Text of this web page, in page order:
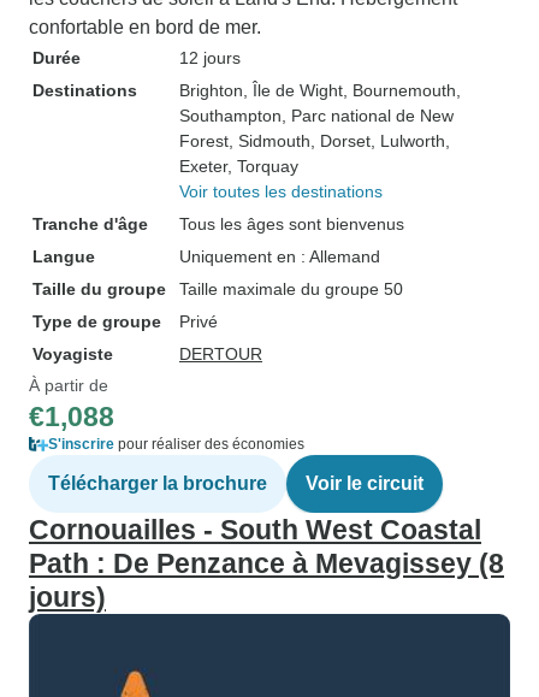
confortable en bord de mer.
Durée
12 jours
Destinations
Brighton , Île de Wight , Bournemouth
Southampton , Parc national de New
Forest , Sidmouth , Dorset , Lulworth
Exeter, Torquay
Voir toutes les destinations
Tranche d'âge
Tous les âges sont bienvenus
Langue
Uniquement en : Allemand
Taille du groupe
Taille maximale du groupe 50
Type de groupe
Privé
Voyagiste
DERTOUR
À partir de
€1,088
S'inscrire pour réaliser des économies
Télécharger la brochure Voir le circuit
Cornouailles - South West Coastal
Path : De Penzance à Mevagissey (8
jours)